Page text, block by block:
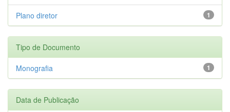
1
Plano diretor
Tipo de Documento
1
Monografia
Data de Publicação